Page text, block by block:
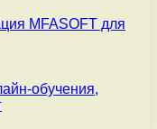
MFASOFT для
обучения,